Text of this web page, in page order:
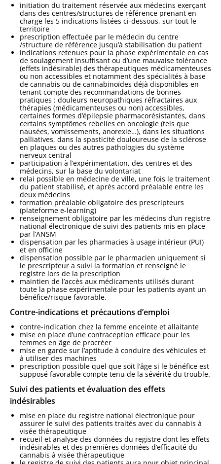
initiation du traitement réservée aux médecins exerçant
dans des centres/structures de référence prenant en
charge les 5 indications listées ci-dessous, sur tout le
territoire
prescription effectuée par le médecin du centre
/structure de référence jusqu’à stabilisation du patient
indications retenues pour la phase expérimentale en cas
de soulagement insuffisant ou d’une mauvaise tolérance
(effets indésirable) des thérapeutiques médicamenteuses
ou non accessibles et notamment des spécialités à base
de cannabis ou de cannabinoïdes déjà disponibles en
tenant compte des recommandations de bonnes
pratiques : douleurs neuropathiques réfractaires aux
thérapies (médicamenteuses ou non) accessibles,
certaines formes d’épilepsie pharmacorésistantes, dans
certains symptômes rebelles en oncologie (tels que
nausées, vomissements, anorexie…), dans les situations
palliatives, dans la spasticité douloureuse de la sclérose
en plaques ou des autres pathologies du système
nerveux central
participation à l’expérimentation, des centres et des
médecins, sur la base du volontariat
relai possible en médecine de ville, une fois le traitement
du patient stabilisé, et après accord préalable entre les
deux médecins
formation préalable obligatoire des prescripteurs
(plateforme e-learning)
renseignement obligatoire par les médecins d’un registre
national électronique de suivi des patients mis en place
par l’ANSM
dispensation par les pharmacies à usage intérieur (PUI)
et en officine
dispensation possible par le pharmacien uniquement si
le prescripteur a suivi la formation et renseigné le
registre lors de la prescription
maintien de l’accès aux médicaments utilisés durant
toute la phase expérimentale pour les patients ayant un
bénéfice/risque favorable.
Contre-indications et précautions d’emploi
contre-indication chez la femme enceinte et allaitante
mise en place d’une contraception efficace pour les
femmes en âge de procréer
mise en garde sur l’aptitude à conduire des véhicules et
à utiliser des machines
prescription possible quel que soit l’âge si le bénéfice est
supposé favorable compte tenu de la sévérité du trouble.
Suivi des patients et évaluation des effets
indésirables
mise en place du registre national électronique pour
assurer le suivi des patients traités avec du cannabis à
visée thérapeutique
recueil et analyse des données du registre dont les effets
indésirables et des premières données d’efficacité du
cannabis à visée thérapeutique